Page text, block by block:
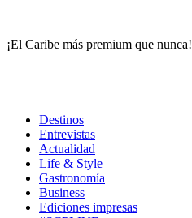
¡El Caribe más premium que nunca!
Destinos
Entrevistas
Actualidad
Life & Style
Gastronomía
Business
Ediciones impresas